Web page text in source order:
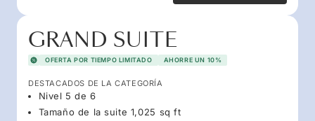
GRAND SUITE
OFERTA POR TIEMPO LIMITADO AHORRE UN 10%
DESTACADOS DE LA CATEGORÍA
Nivel 5 de 6
Tamaño de la suite 1,025 sq ft